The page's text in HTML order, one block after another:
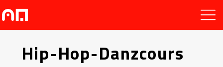
Hip-Hop-Danzcours